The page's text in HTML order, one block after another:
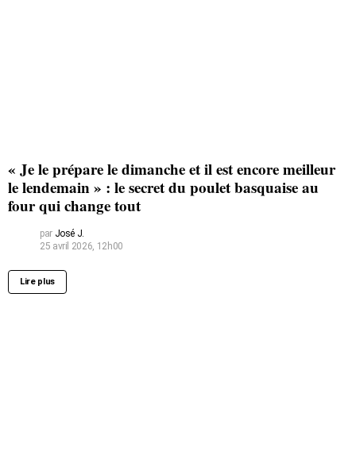
« Je le prépare le dimanche et il est encore meilleur
le lendemain » : le secret du poulet basquaise au
four qui change tout
par José J.
25 avril 2026, 12h00
Lire plus